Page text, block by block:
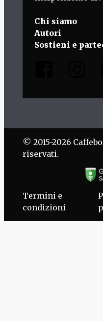
Chi siamo
Autori
Sostieni e
© 2015-2026
riservati.
Termini e
condizioni